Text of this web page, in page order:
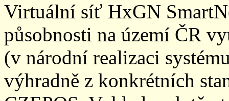
Virtuální síť HxGN
působnosti na území ČR
(v národní realizaci
výhradně z konkrétních